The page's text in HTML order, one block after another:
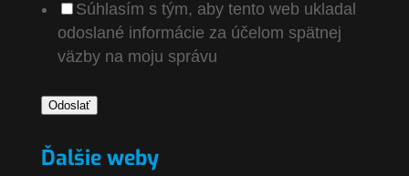
Súhlasím s tým, aby tento web ukladal
odoslané informácie za účelom spätnej
väzby na moju správu
Odoslať
Ďalšie weby